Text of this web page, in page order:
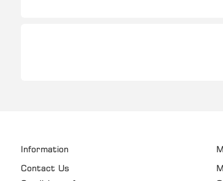
Information
Contact Us